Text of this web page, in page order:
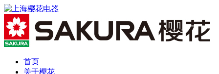
首页
关于樱花